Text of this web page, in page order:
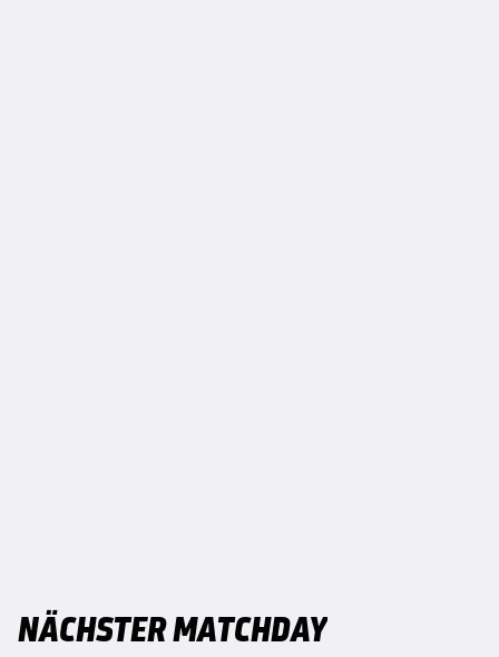
NÄCHSTER MATCHDAY